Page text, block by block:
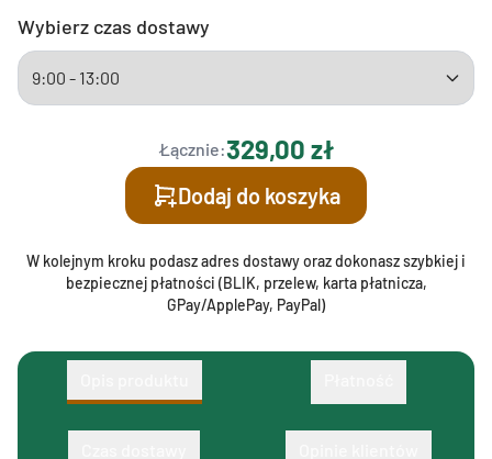
Wybierz czas dostawy
Łącznie:329,00 zł
Dodaj do koszyka
W kolejnym kroku podasz adres dostawy oraz dokonasz szybkiej i
bezpiecznej płatności (BLIK, przelew, karta płatnicza,
GPay/ApplePay, PayPal)